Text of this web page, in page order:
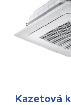
Kazetová